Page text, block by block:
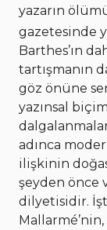
yazarın
gazetesinde
Barthes’ın
tartışmanın
göz önüne
yazınsal
adınca
ilişkinin
şeyden önce
dilyetisidir.